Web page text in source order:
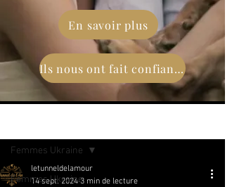
En savoir plus
Ils nous ont fait confiance
Femmes Ukraine
Femmes Ukraine
letunneldelamour
14 sept. 2024 3 min de lecture